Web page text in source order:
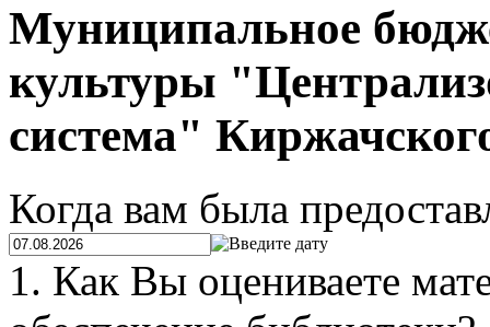
Муниципальное
культуры
система"
Когда вам была
1. Как Вы оцениваете